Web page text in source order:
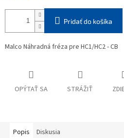
Pridať do košíka
Malco Náhradná fréza pre HC1/HC2 - CB
OPÝTAŤ SA STRÁŽIŤ
Popis Diskusia